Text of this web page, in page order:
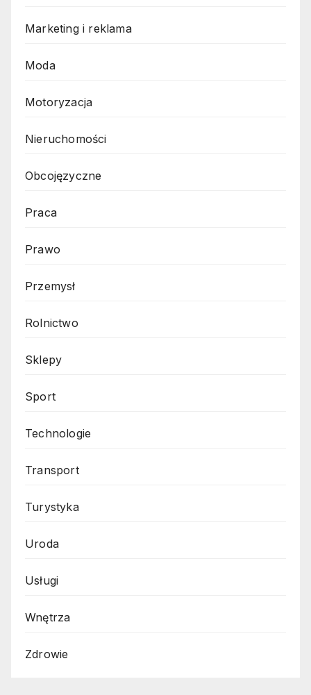
Marketing i reklama
Moda
Motoryzacja
Nieruchomości
Obcojęzyczne
Praca
Prawo
Przemysł
Rolnictwo
Sklepy
Sport
Technologie
Transport
Turystyka
Uroda
Usługi
Wnętrza
Zdrowie